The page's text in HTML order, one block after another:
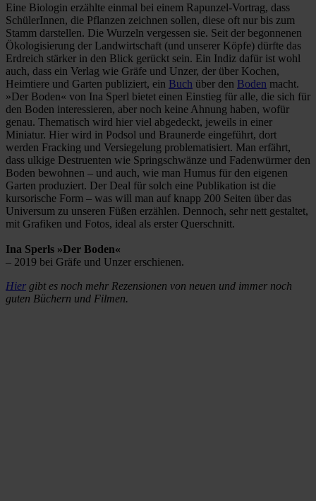
Eine Biologin erzählte einmal bei einem Rapunzel-Vortrag, dass
SchülerInnen, die Pflanzen zeichnen sollen, diese oft nur bis zum
Stamm darstellen. Die Wurzeln vergessen sie. Seit der begonnenen
Ökologisierung der Landwirtschaft (und unserer Köpfe) dürfte das
Erdreich stärker in den Blick gerückt sein. Ein Indiz dafür ist wohl
auch, dass ein Verlag wie Gräfe und Unzer, der über Kochen,
Heimtiere und Garten publiziert, ein Buch über den Boden macht.
»Der Boden« von Ina Sperl bietet einen Einstieg für alle, die sich für
den Boden interessieren, aber noch keine Ahnung haben, wofür
genau. Thematisch wird hier viel abgedeckt, jeweils in einer
Miniatur. Hier wird in Podsol und Braunerde eingeführt, dort
werden Fracking und Versiegelung problematisiert. Man erfährt,
dass ulkige Destruenten wie Springschwänze und Fadenwürmer den
Boden bewohnen – und auch, wie man Humus für den eigenen
Garten produziert. Der Deal für solch eine Publikation ist die
kursorische Form – was will man auf knapp 200 Seiten über das
Universum zu unseren Füßen erzählen. Dennoch, sehr nett gestaltet,
mit Grafiken und Fotos, ideal als erster Querschnitt.
Ina Sperls »Der Boden«
– 2019 bei Gräfe und Unzer erschienen.
Hier gibt es noch mehr Rezensionen von neuen und immer noch
guten Büchern und Filmen.